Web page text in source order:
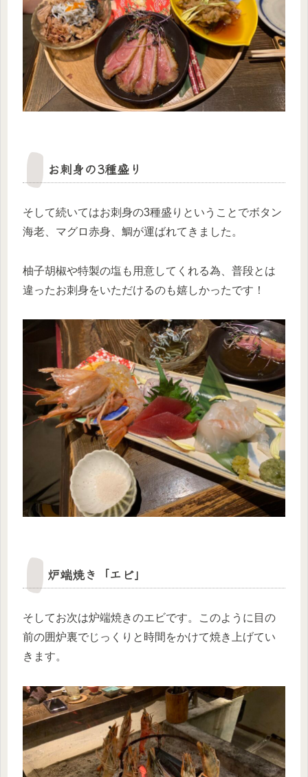
お刺身の3種盛り
そして続いてはお刺身の3種盛りということでボタン
海老、マグロ赤身、鯛が運ばれてきました。
柚子胡椒や特製の塩も用意してくれる為、普段とは
違ったお刺身をいただけるのも嬉しかったです！
炉端焼き「エビ」
そしてお次は炉端焼きのエビです。このように目の
前の囲炉裏でじっくりと時間をかけて焼き上げてい
きます。